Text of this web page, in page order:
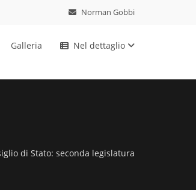
Norman Gobbi
Galleria Nel dettaglio
di Stato: seconda legislatura